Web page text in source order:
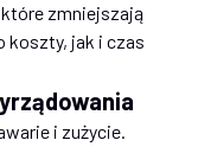
zmniejszają
koszty, jak i czas
i zużycie.